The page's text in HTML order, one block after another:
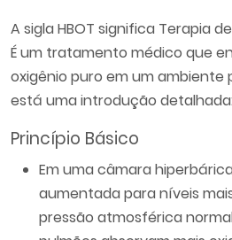
A sigla HBOT significa Terapia
É um tratamento médico que
oxigênio puro em um ambiente
está uma introdução
Princípio Básico
Em uma câmara
aumentada para níveis
pressão atmosférica